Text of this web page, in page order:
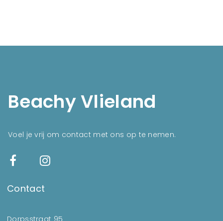
Beachy Vlieland
Voel je vrij om contact met ons op te nemen.
Contact